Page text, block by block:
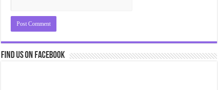
Find us on Facebook